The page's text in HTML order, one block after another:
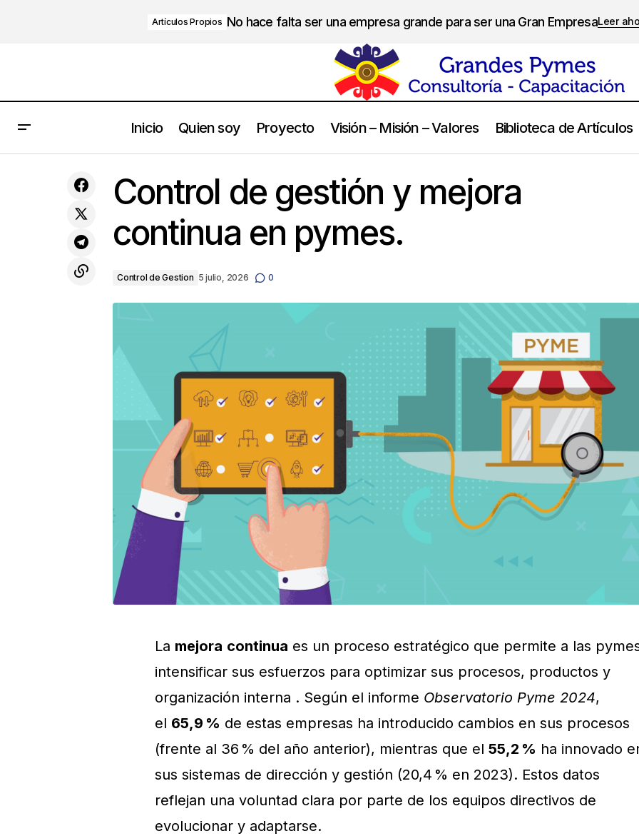
Artículos Propios No hace falta ser una empresa grande para ser una Gran EmpresaLeer
Inicio Quien soy Proyecto Visión – Misión – Valores Biblioteca de Artículos
silenciosa en empresas familiares
Control de Gestion Control de gestión y mejora continua en
Control de gestión y mejora
continua en pymes.
Control de Gestion 5 julio, 2026 0
La mejora continua es un proceso estratégico que permite a las
intensificar sus esfuerzos para optimizar sus procesos, productos y
organización interna . Según el informe Observatorio Pyme 2024,
el 65,9 % de estas empresas ha introducido cambios en sus procesos
(frente al 36 % del año anterior), mientras que el 55,2 % ha innovado
sus sistemas de dirección y gestión (20,4 % en 2023). Estos datos
reflejan una voluntad clara por parte de los equipos directivos de
evolucionar y adaptarse.